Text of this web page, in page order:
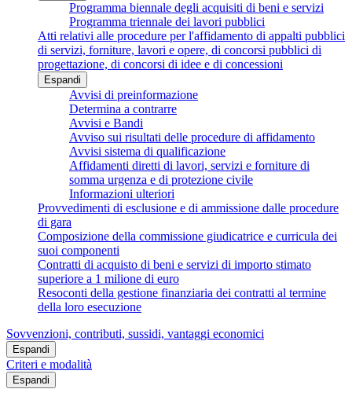
Programma biennale degli acquisiti di beni e servizi
Programma triennale dei lavori pubblici
Atti relativi alle procedure per l'affidamento di appalti pubblici
di servizi, forniture, lavori e opere, di concorsi pubblici di
progettazione, di concorsi di idee e di concessioni
Espandi
Avvisi di preinformazione
Determina a contrarre
Avvisi e Bandi
Avviso sui risultati delle procedure di affidamento
Avvisi sistema di qualificazione
Affidamenti diretti di lavori, servizi e forniture di
somma urgenza e di protezione civile
Informazioni ulteriori
Provvedimenti di esclusione e di ammissione dalle procedure
di gara
Composizione della commissione giudicatrice e curricula dei
suoi componenti
Contratti di acquisto di beni e servizi di importo stimato
superiore a 1 milione di euro
Resoconti della gestione finanziaria dei contratti al termine
della loro esecuzione
Sovvenzioni, contributi, sussidi, vantaggi economici
Espandi
Criteri e modalità
Espandi